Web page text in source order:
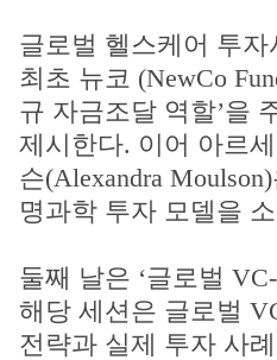
글로벌 헬스케어 투
최초 뉴코 (NewCo
규 자금조달 역할’을
제시한다. 이어 아르
슨(Alexandra
명과학 투자 모델을
둘째 날은 ‘글로벌
해당 세션은 글로벌
전략과 실제 투자 사